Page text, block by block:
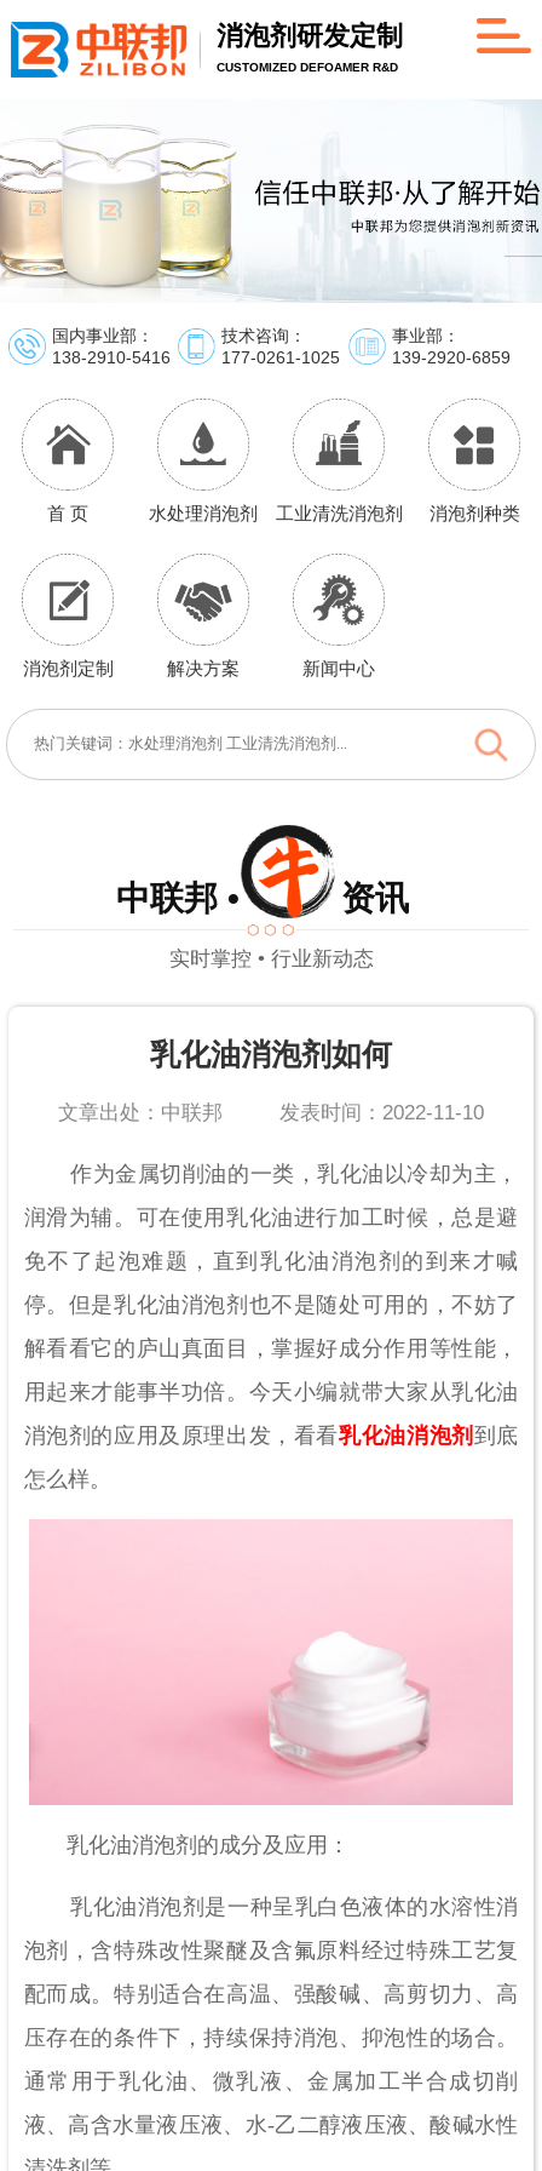
消泡剂研发定制
CUSTOMIZED DEFOAMER R&D
国内事业部：
138-2910-5416
技术咨询：
177-0261-1025
事业部：
139-2920-6859
首 页 水处理消泡剂 工业清洗消泡剂 消泡剂种类
消泡剂定制 解决方案 新闻中心
中联邦 • 资讯
实时掌控 • 行业新动态
乳化油消泡剂如何
文章出处：中联邦 发表时间：2022-11-10
作为金属切削油的一类，乳化油以冷却为主，
润滑为辅。可在使用乳化油进行加工时候，总是避
免不了起泡难题，直到乳化油消泡剂的到来才喊
停。但是乳化油消泡剂也不是随处可用的，不妨了
解看看它的庐山真面目，掌握好成分作用等性能，
用起来才能事半功倍。今天小编就带大家从乳化油
消泡剂的应用及原理出发，看看乳化油消泡剂 到底
怎么样。
乳化油消泡剂的成分及应用：
乳化油消泡剂是一种呈乳白色液体的水溶性消
泡剂，含特殊改性聚醚及含氟原料经过特殊工艺复
配而成。特别适合在高温、强酸碱、高剪切力、高
压存在的条件下，持续保持消泡、抑泡性的场合。
通常用于乳化油、微乳液、金属加工半合成切削
液、高含水量液压液、水-乙二醇液压液、酸碱水性